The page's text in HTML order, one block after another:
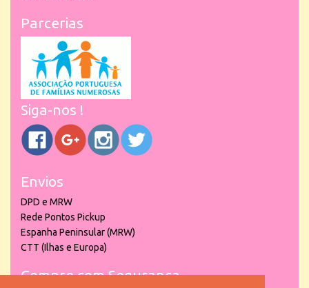
Parcerias
Siga-nos !
Envios
DPD e MRW
Rede Pontos Pickup
Espanha Peninsular (MRW)
CTT (Ilhas e Europa)
Compre com Segurança